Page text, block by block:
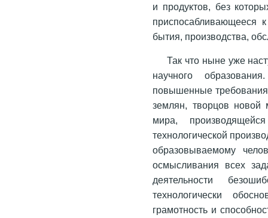
и продуктов, без
приспосабливающееся
бытия, производства,
Так что ныне уже
научного
повышенные требования
землян, творцов новой
мира,
технологической
образовываемому
осмысливания всех
деятельности
технологически
грамотность и